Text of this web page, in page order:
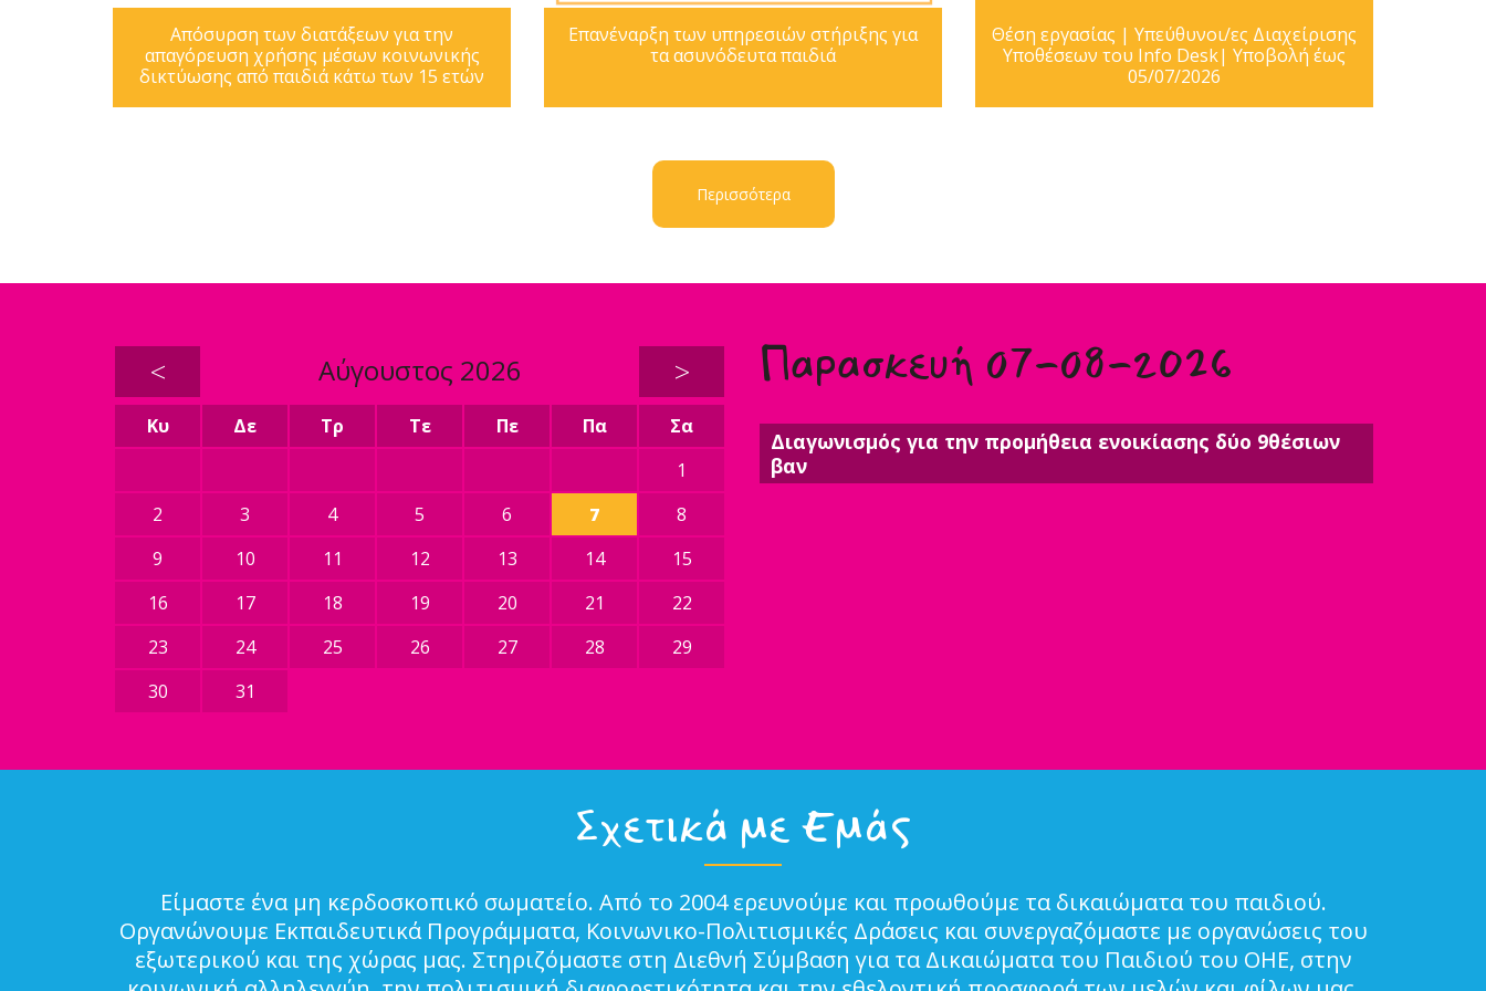
Απόσυρση των διατάξεων για την
απαγόρευση χρήσης μέσων κοινωνικής
δικτύωσης από παιδιά κάτω των 15 ετών
Επανέναρξη των υπηρεσιών στήριξης για
τα ασυνόδευτα παιδιά
Θέση εργασίας | Υπεύθυνοι/ες Διαχείρισης
Υποθέσεων του Info Desk| Υποβολή έως
05/07/2026
Περισσότερα
< Αύγουστος 2026 >
Κυ Δε Τρ Τε Πε Πα
Σα
1
2
3 4 5 6 7
8
9
10 11 12 13 14
15
16
17 18 19 20 21
22
23
24 25 26 27 28
29
30
31
Παρασκευή 07-08-2026
Διαγωνισμός για την προμήθεια ενοικίασης δύο 9θέσιων
βαν
Σχετικά με Εμάς
Είμαστε ένα μη κερδοσκοπικό σωματείο. Από το 2004 ερευνούμε και προωθούμε τα δικαιώματα του παιδιού.
Οργανώνουμε Εκπαιδευτικά Προγράμματα, Κοινωνικο-Πολιτισμικές Δράσεις και συνεργαζόμαστε με οργανώσεις του
εξωτερικού και της χώρας μας. Στηριζόμαστε στη Διεθνή Σύμβαση για τα Δικαιώματα του Παιδιού του ΟΗΕ, στην